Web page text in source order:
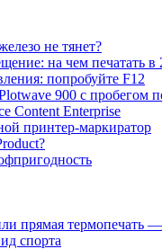
не тянет?
на чем печатать в
попробуйте F12
900 с пробегом
Content Enterprise
принтер-маркиратор
прямая термопечать
спорта